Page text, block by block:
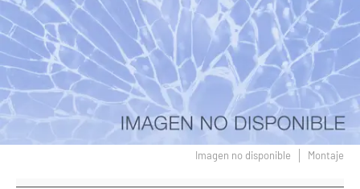
Imagen no disponible Montaje